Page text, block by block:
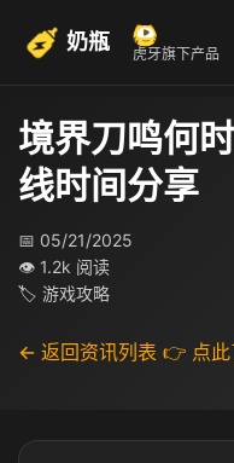
奶瓶 虎牙旗下产品
境界刀鸣何
线时间分享
📅 05/21/2025
👁 1.2k 阅读
🏷 游戏攻略
← 返回资讯列表 👉 点此